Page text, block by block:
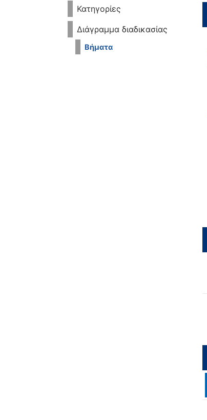
Κατηγορίες
Διάγραμμα διαδικασίας
Βήματα